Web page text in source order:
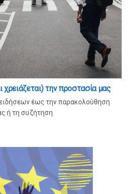
χρειάζεται) την προστασία μας
έως την παρακολούθηση
ή τη συζήτηση